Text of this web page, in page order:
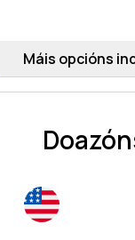
Máis opcións